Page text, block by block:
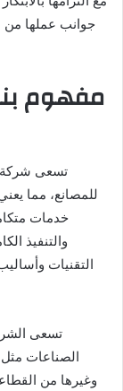
جوانب عملها من
مفهوم
تسعى شركة
للمصانع، مما
خدمات
والتنفيذ
التقنيات
تسعى
الصناعات مثل
وغيرها من